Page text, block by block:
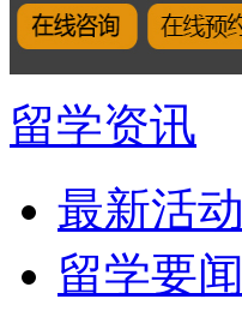
留学资讯
最新活动
留学要闻